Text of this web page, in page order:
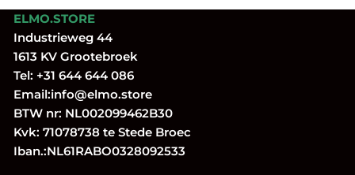
ELMO.STORE
Industrieweg 44
1613 KV Grootebroek
Tel: +31 644 644 086
Email:info@elmo.store
BTW nr: NL002099462B30
Kvk: 71078738 te Stede Broec
Iban.:NL61RABO0328092533